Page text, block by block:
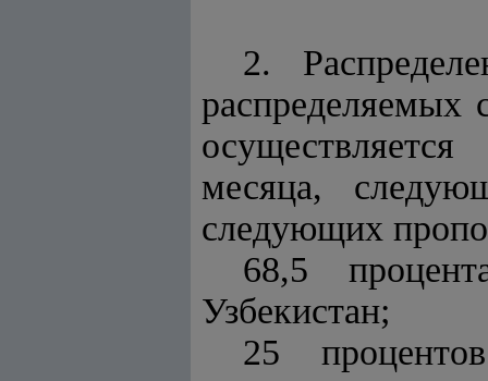
2.
распределяемых
месяца,
следующих
68,5
Узбекистан;
25